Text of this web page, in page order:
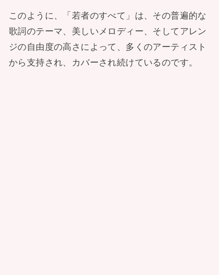
このように、「若者のすべて」は、その普遍的な
歌詞のテーマ、美しいメロディー、そしてアレン
ジの自由度の高さによって、多くのアーティスト
から支持され、カバーされ続けているのです。